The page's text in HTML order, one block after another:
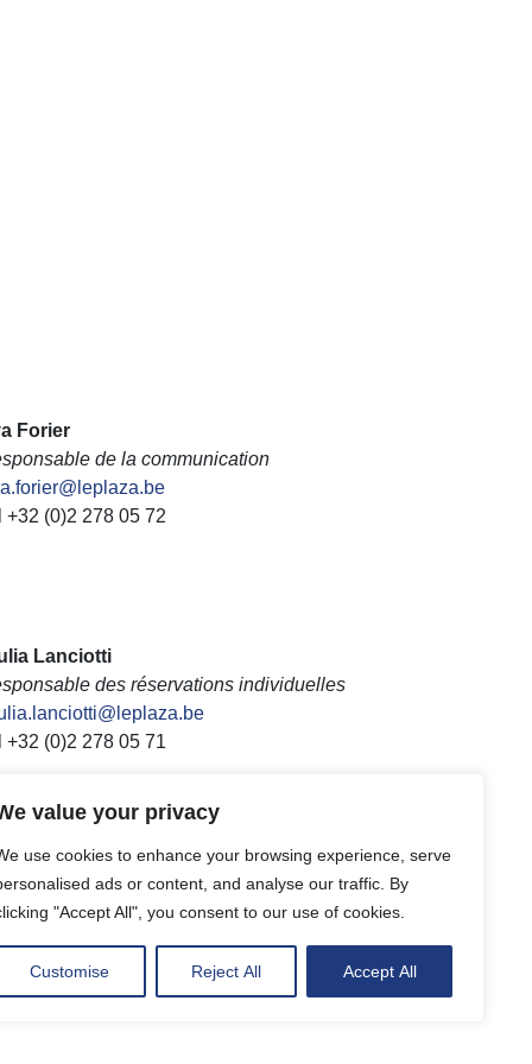
value your privacy
use cookies to enhance your browsing experience, serve
ads or content, and analyse our traffic. By
"Accept All", you consent to our use of cookies.
Customise Reject All Accept All
Forier
de la communication
+32 (0)2 278 05 72
Lanciotti
des réservations individuelles
+32 (0)2 278 05 71
De Roy
des Ressources Humaines
+32 (0)2 278 03 64